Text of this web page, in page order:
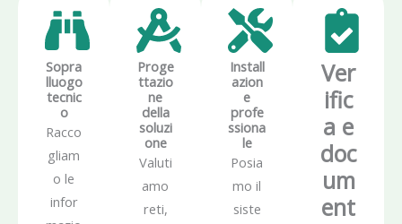
Sopra
lluogo
tecnic
o
Racco
gliam
o le
infor
Proge
ttazio
ne
della
soluzi
one
Valuti
amo
reti,
Install
azion
e
profe
ssiona
le
Posia
mo il
siste
Ver
ific
a e
doc
um
ent